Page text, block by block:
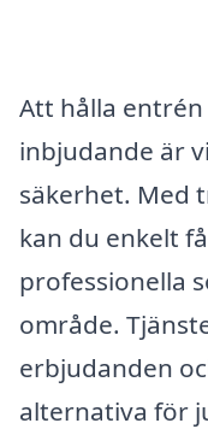
Att hålla
inbjudande är
säkerhet. Med
kan du enkelt
professionella
område.
erbjudanden
alternativa för